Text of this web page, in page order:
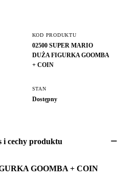
KOD PRODUKTU
02500 SUPER MARIO
DUŻA FIGURKA GOOMBA
+ COIN
STAN
Dostępny
i cechy produktu
GOOMBA + COIN